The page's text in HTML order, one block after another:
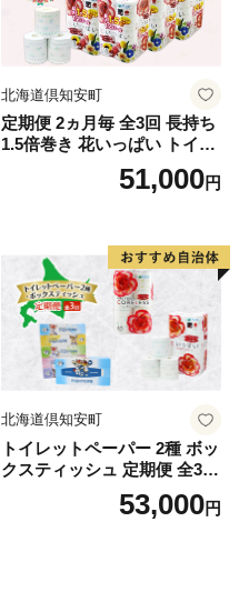
北海道倶知安町
定期便 2ヵ月毎 全3回 長持ち
1.5倍巻き 花いっぱい トイレ
ットペーパー ダブル 45ｍ 計
72ロール 全18種 花柄 プリン
ー 消耗品 備蓄 送料無料 北海
道 倶知安町 日用品
51,000円
北海道倶知安町
トイレットペーパー 2種 ボッ
クスティッシュ 定期便 全3
回 日本製 まとめ買い 防災
常備品 日用雑貨 消耗品 生活
53,000円